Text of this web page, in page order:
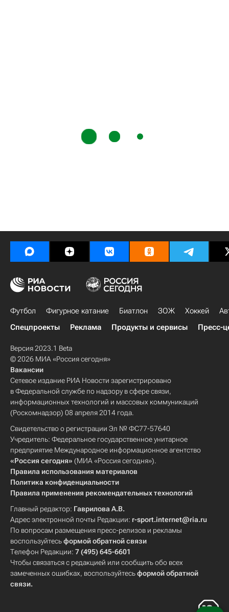
Футбол Фигурное катание Биатлон ЗОЖ Хоккей
Спецпроекты
Реклама Продукты и сервисы Пресс-
Версия 2023.1 Beta
© 2026 МИА «Россия сегодня»
Вакансии
Сетевое издание РИА Новости зарегистрировано
в Федеральной службе по надзору в сфере связи,
информационных технологий и массовых коммуникаций
(Роскомнадзор) 08 апреля 2014 года.
Свидетельство о регистрации Эл № ФС77-57640
Учредитель: Федеральное государственное унитарное
предприятие Международное информационное агентство
«Россия сегодня» (МИА «Россия сегодня»).
Правила использования материалов
Политика конфиденциальности
Правила применения рекомендательных технологий
Главный редактор: Гаврилова А.В.
Адрес электронной почты Редакции: r-sport.internet@ria.ru
По вопросам размещения пресс-релизов и рекламы
воспользуйтесьформой обратной связи
Телефон Редакции: 7 (495) 645-6601
Чтобы связаться с редакцией или сообщить обо всех
замеченных ошибках, воспользуйтесьформой обратной
связи.